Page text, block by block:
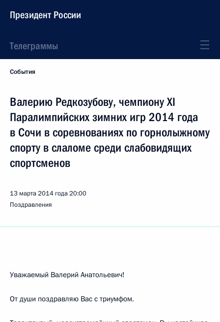
Президент России
Телеграммы
События
Валерию Редкозубову, чемпиону XI
Паралимпийских зимних игр 2014 года
в Сочи в соревнованиях по горнолыжному
спорту в слаломе среди слабовидящих
спортсменов
13 марта 2014 года20:00
Поздравления
Уважаемый Валерий Анатольевич!
От души поздравляю Вас с триумфом.